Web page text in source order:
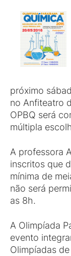
próximo
no Anfiteatro
OPBQ será
múltipla
A professora
inscritos que
mínima de
não será
as 8h.
A Olimpíada
evento
Olimpíadas